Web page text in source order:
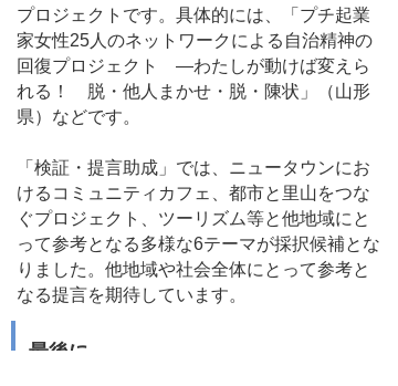
プロジェクトです。具体的には、「プチ起業
家女性25人のネットワークによる自治精神の
回復プロジェクト ―わたしが動けば変えら
れる！ 脱・他人まかせ・脱・陳状」（山形
県）などです。
「検証・提言助成」では、ニュータウンにお
けるコミュニティカフェ、都市と里山をつな
ぐプロジェクト、ツーリズム等と他地域にと
って参考となる多様な6テーマが採択候補とな
りました。他地域や社会全体にとって参考と
なる提言を期待しています。
最後に